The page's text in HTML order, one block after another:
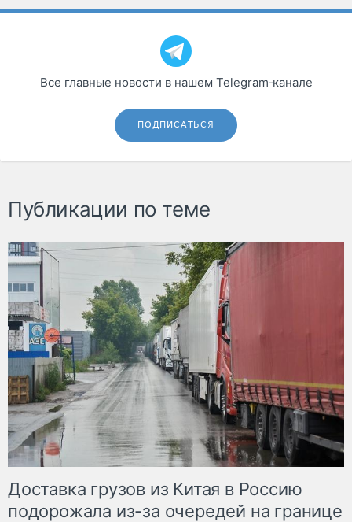
Все главные новости в нашем Telegram‑канале
ПОДПИСАТЬСЯ
Публикации по теме
Доставка грузов из Китая в Россию
подорожала из-за очередей на границе